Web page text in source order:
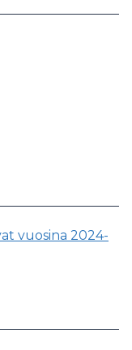
vuosina 2024-